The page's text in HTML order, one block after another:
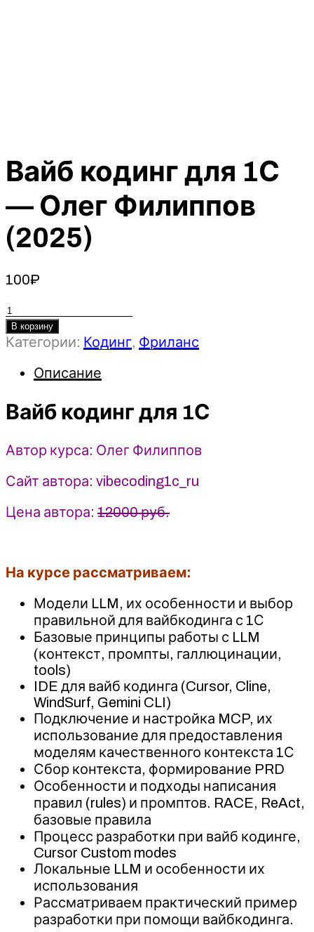
Вайб кодинг для 1С
— Олег Филиппов
(2025)
100₽
Количество
товара
Вайб
для
-
Филиппов
(2025)
В корзину
Категории: Кодинг, Фриланс
Описание
Вайб кодинг для 1С
Автор курса: Олег Филиппов
Сайт автора: vibecoding1c_ru
Цена автора: 12000 руб.
На курсе рассматриваем:
Модели LLM, их особенности и выбор
правильной для вайбкодинга с 1С
Базовые принципы работы с LLM
(контекст, промпты, галлюцинации,
tools)
IDE для вайб кодинга (Cursor, Cline,
WindSurf, Gemini CLI)
Подключение и настройка MCP, их
использование для предоставления
моделям качественного контекста 1С
Сбор контекста, формирование PRD
Особенности и подходы написания
правил (rules) и промптов. RACE, ReAct,
базовые правила
Процесс разработки при вайб кодинге,
Cursor Custom modes
Локальные LLM и особенности их
использования
Рассматриваем практический пример
разработки при помощи вайбкодинга.